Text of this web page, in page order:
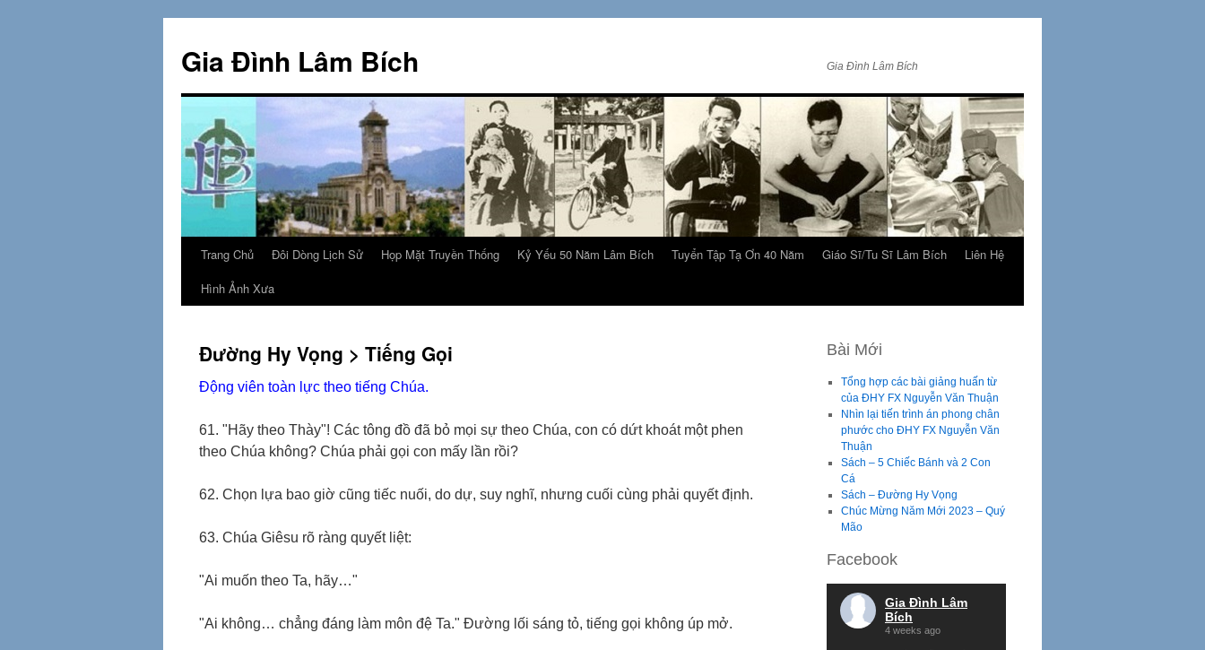
content
Gia Đình Lâm Bích Gia Đình Lâm Bích
Trang Chủ Đôi Dòng Lịch Sử Họp Mặt Truyền Thống Kỷ Yếu 50 Năm Lâm Bích Tuyển Tập Tạ Ơn 40 Năm Giáo Sĩ/Tu Sĩ Lâm Bích
Liên Hệ
Hình Ảnh Xưa
Đường Hy Vọng > Tiếng Gọi
Động viên toàn lực theo tiếng Chúa.
61. "Hãy theo Thày"! Các tông đồ đã bỏ mọi sự theo Chúa, con có dứt khoát một phen
theo Chúa không? Chúa phải gọi con mấy lần rồi?
62. Chọn lựa bao giờ cũng tiếc nuối, do dự, suy nghĩ, nhưng cuối cùng phải quyết định.
63. Chúa Giêsu rõ ràng quyết liệt:
"Ai muốn theo Ta, hãy…"
"Ai không… chẳng đáng làm môn đệ Ta." Đường lối sáng tỏ, tiếng gọi không úp mở.
Bài Mới
Tổng hợp các bài giảng huấn từ
của ĐHY FX Nguyễn Văn Thuận
Nhìn lại tiến trình án phong chân
phước cho ĐHY FX Nguyễn Văn
Thuận
Sách – 5 Chiếc Bánh và 2 Con
Cá
Sách – Đường Hy Vọng
Chúc Mừng Năm Mới 2023 – Quý
Mão
Facebook
Gia Đình Lâm
Bích
4 weeks ago